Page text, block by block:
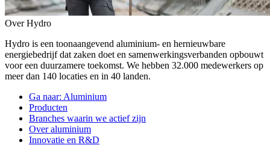
Over Hydro
Hydro is een toonaangevend aluminium- en hernieuwbare
energiebedrijf dat zaken doet en samenwerkingsverbanden opbouwt
voor een duurzamere toekomst. We hebben 32.000 medewerkers op
meer dan 140 locaties en in 40 landen.
Ga naar: Aluminium
Producten
Branches waarin we actief zijn
Over aluminium
Innovatie en R&D